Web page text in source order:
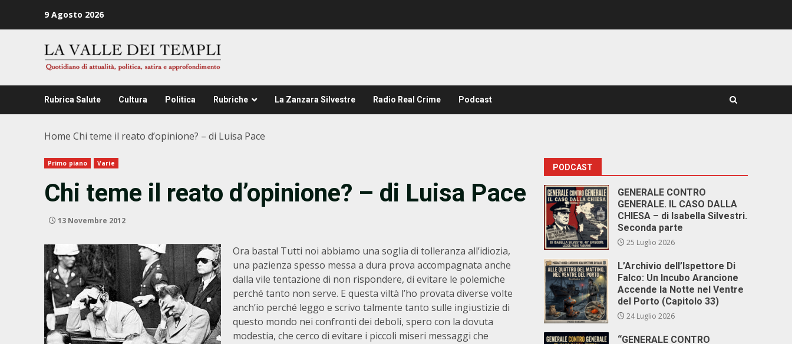
9 Agosto 2026
Rubrica Salute Cultura Politica Rubriche La Zanzara Silvestre Radio Real Crime Podcast
Home Chi teme il reato d’opinione? – di Luisa Pace
Primo piano Varie
Chi teme il reato d’opinione? – di Luisa Pace
13 Novembre 2012
Ora basta! Tutti noi abbiamo una soglia di tolleranza all’idiozia,
una pazienza spesso messa a dura prova accompagnata anche
dalla vile tentazione di non rispondere, di evitare le polemiche
perché tanto non serve. E questa viltà l’ho provata diverse volte
anch’io perché leggo e scrivo talmente tanto sulle ingiustizie di
questo mondo nei confronti dei deboli, spero con la dovuta
modestia, che cerco di evitare i piccoli miseri messaggi che
PODCAST
GENERALE CONTRO
GENERALE. IL CASO DALLA
CHIESA – di Isabella Silvestri.
Seconda parte
25 Luglio 2026
L’Archivio dell’Ispettore Di
Falco: Un Incubo Arancione
Accende la Notte nel Ventre
del Porto (Capitolo 33)
24 Luglio 2026
“GENERALE CONTRO